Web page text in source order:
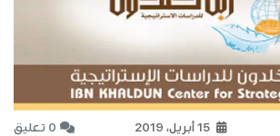
0 تعليق